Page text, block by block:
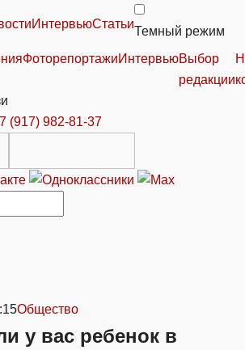
ИнтервьюСтатьи
Темный режим
ФоторепортажиИнтервьюВыбор
редакции
(917) 982-81-37
Общество
у вас ребенок в